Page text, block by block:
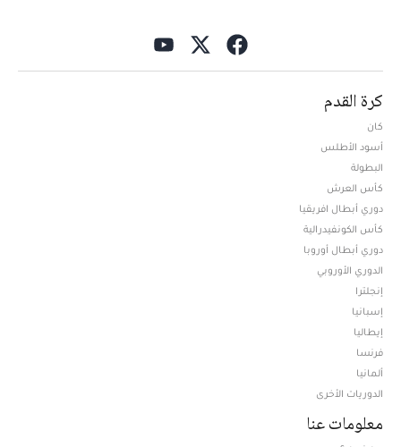
كرة القدم
كان
أسود الأطلس
البطولة
كأس العرش
دوري أبطال افريقيا
كأس الكونفيدرالية
دوري أبطال أوروبا
الدوري الأوروبي
إنجلترا
إسبانيا
إيطاليا
فرنسا
ألمانيا
الدوريات الأخرى
معلومات عنا